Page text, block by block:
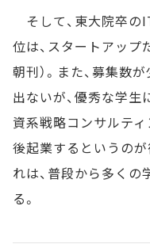
そして、東大院卒の
位は、スタートアップ
朝刊）。また、募集数
出ないが、優秀な学生
資系戦略コンサルティ
後起業するというの
れは、普段から多く
る。